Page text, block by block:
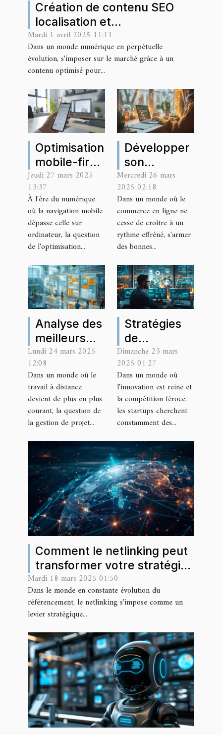
Création de contenu SEO
localisation et
personnalisation pour
conquérir votre marché
Mardi 1 avril 2025 11:11
Dans un monde numérique en perpétuelle
évolution, s'imposer sur le marché grâce à un
contenu optimisé pour...
Optimisation
mobile-first
pour les
sites
d’entreprise
Les clés
d’un site
performant
sur
smartphone
Jeudi 27 mars 2025
13:37
À l'ère du numérique
où la navigation mobile
dépasse celle sur
ordinateur, la question
de l'optimisation...
Développer
son
entreprise
en ligne
Mercredi 26 mars
2025 02:18
Dans un monde où le
commerce en ligne ne
cesse de croître à un
rythme effréné, s'armer
des bonnes...
Analyse des
meilleurs
outils de
gestion de
projet pour
les équipes
à distance
Lundi 24 mars 2025
12:08
Dans un monde où le
travail à distance
devient de plus en plus
courant, la question de
la gestion de projet...
Stratégies
de
croissance
pour
startups en
2023
Comment
échapper à
la saturation
du marché
Dimanche 23 mars
2025 01:27
Dans un monde où
l'innovation est reine et
la compétition féroce,
les startups cherchent
constamment des...
Comment le netlinking peut
transformer votre stratégie
SEO en 2025
Mardi 18 mars 2025 01:50
Dans le monde en constante évolution du
référencement, le netlinking s'impose comme un
levier stratégique...